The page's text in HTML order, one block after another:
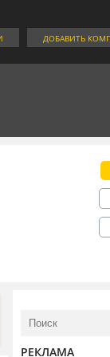
ДОБАВИТЬ
РЕКЛАМА